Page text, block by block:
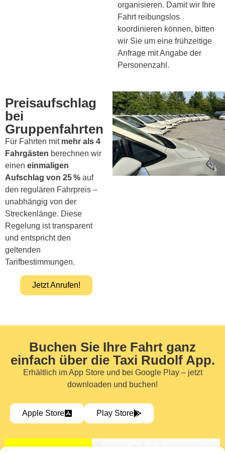
organisieren. Damit wir Ihre
Fahrt reibungslos
koordinieren können, bitten
wir Sie um eine frühzeitige
Anfrage mit Angabe der
Personenzahl.
Preisaufschlag
bei
Gruppenfahrten
Für Fahrten mit mehr als 4
Fahrgästen berechnen wir
einen einmaligen
Aufschlag von 25 % auf
den regulären Fahrpreis –
unabhängig von der
Streckenlänge. Diese
Regelung ist transparent
und entspricht den
geltenden
Tarifbestimmungen.
Jetzt Anrufen!
Buchen Sie Ihre Fahrt ganz
einfach über die Taxi Rudolf App.
Erhältlich im App Store und bei Google Play – jetzt
downloaden und buchen!
Apple Store Play Store